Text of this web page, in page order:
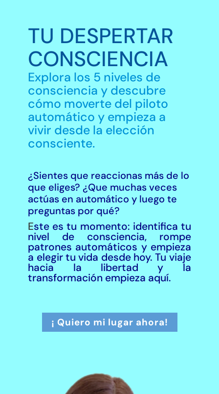
TU DESPERTAR
CONSCIENCIA
Explora los 5 niveles de
consciencia y descubre
cómo moverte del piloto
automático y empieza a
vivir desde la elección
consciente.
¿Sientes que reaccionas más de lo
que eliges? ¿Que muchas veces
actúas en automático y luego te
preguntas por qué?
Este es tu momento: identifica tu
nivel de consciencia, rompe
patrones automáticos y empieza
a elegir tu vida desde hoy. Tu viaje
hacia la libertad y la
transformación empieza aquí.
¡ Quiero mi lugar ahora!